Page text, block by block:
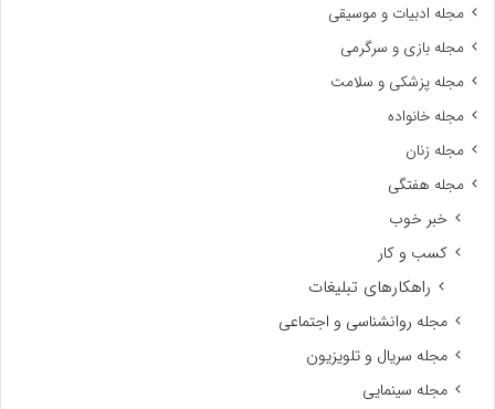
مجله ادبیات و موسیقی
مجله بازی و سرگرمی
مجله پزشکی و سلامت
مجله خانواده
مجله زنان
مجله هفتگی
خبر خوب
کسب و کار
راهکارهای تبلیغات
مجله روانشناسی و اجتماعی
مجله سریال و تلویزیون
مجله سینمایی